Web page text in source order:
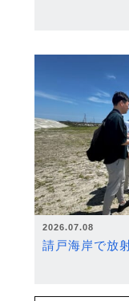
2026.07.08
請戸海岸で放